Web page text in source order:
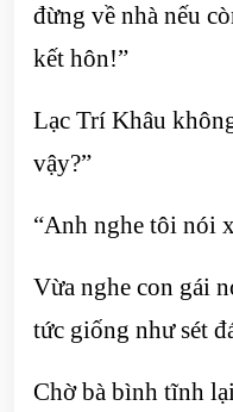
đừng về nhà nếu
kết hôn!”
Lạc Trí Khâu
vậy?”
“Anh nghe tôi nói
Vừa nghe con gái
tức giống như sét
Chờ bà bình tĩnh